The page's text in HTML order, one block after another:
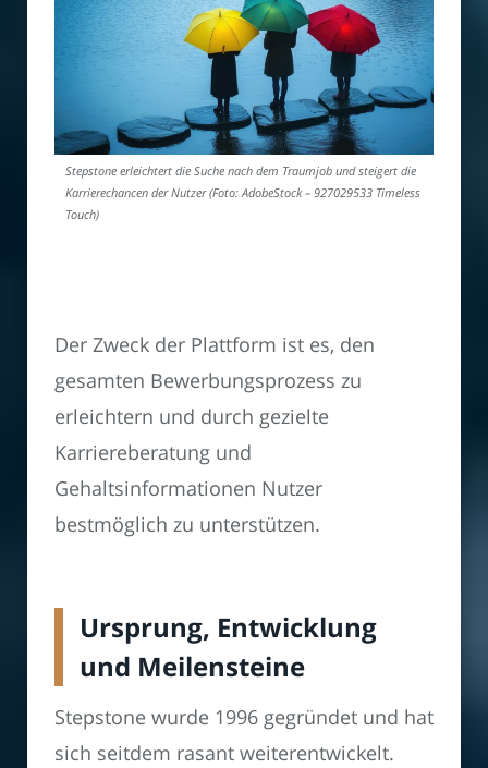
Stepstone erleichtert die Suche nach dem Traumjob und steigert die
Karrierechancen der Nutzer (Foto: AdobeStock – 927029533 Timeless
Touch)
Der Zweck der Plattform ist es, den
gesamten Bewerbungsprozess zu
erleichtern und durch gezielte
Karriereberatung und
Gehaltsinformationen Nutzer
bestmöglich zu unterstützen.
Ursprung, Entwicklung
und Meilensteine
Stepstone wurde 1996 gegründet und hat
sich seitdem rasant weiterentwickelt.